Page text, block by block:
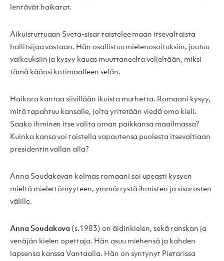
lentävät haikarat.
Aikuistuttuaan Sveta-sisar taistelee maan itsevaltaista
hallitsijaa vastaan. Hän osallistuu mielenosoituksiin, joutuu
vaikeuksiin ja kysyy kauas muuttaneelta veljeltään, miksi
tämä käänsi kotimaalleen selän.
Haikara kantaa siivillään ikuista murhetta. Romaani kysyy,
mitä tapahtuu kansalle, jolta yritetään viedä oma kieli.
Saako ihminen itse valita oman paikkansa maailmassa?
Kuinka kansa voi taistella vapautensa puolesta itsevaltiaan
presidentin vallan alla?
Anna Soudakovan kolmas romaani soi upeasti kysyen
mieltä mielettömyyteen, ymmärrystä ihmisten ja sisarusten
välille.
Anna Soudakova (s.1983) on äidinkielen, sekä ranskan ja
venäjän kielen opettaja. Hän asuu miehensä ja kahden
lapsensa kanssa Vantaalla. Hän on syntynyt Pietarissa